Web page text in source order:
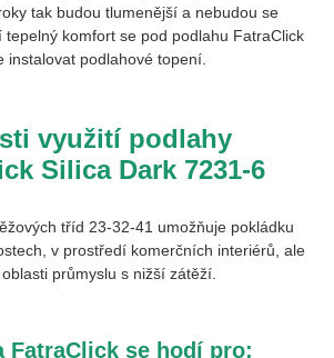
tak budou tlumenější a nebudou se
tepelný komfort se pod podlahu FatraClick
instalovat podlahové topení.
využití podlahy
Silica Dark 7231-6
tříd 23-32-41 umožňuje pokládku
v prostředí komerčních interiérů, ale
průmyslu s nižší zátěží.
FatraClick se hodí pro: